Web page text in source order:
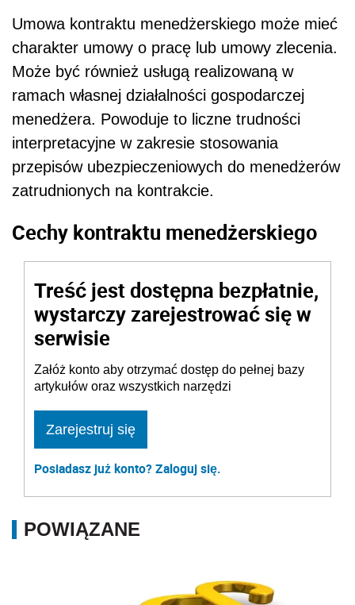
Umowa kontraktu menedżerskiego może mieć
charakter umowy o pracę lub umowy zlecenia.
Może być również usługą realizowaną w
ramach własnej działalności gospodarczej
menedżera. Powoduje to liczne trudności
interpretacyjne w zakresie stosowania
przepisów ubezpieczeniowych do menedżerów
zatrudnionych na kontrakcie.
Cechy kontraktu menedżerskiego
Treść jest dostępna bezpłatnie,
wystarczy zarejestrować się w
serwisie
Załóż konto aby otrzymać dostęp do pełnej bazy
artykułów oraz wszystkich narzędzi
Zarejestruj się
Posiadasz już konto? Zaloguj się.
POWIĄZANE